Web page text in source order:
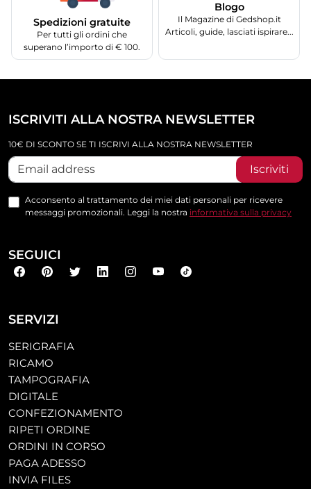
Spedizioni gratuite
Per tutti gli ordini che
superano l’importo di € 100.
Blogo
Il Magazine di Gedshop.it
Articoli, guide, lasciati ispirare...
SERVIZI
SERIGRAFIA
RICAMO
TAMPOGRAFIA
DIGITALE
CONFEZIONAMENTO
RIPETI ORDINE
ORDINI IN CORSO
PAGA ADESSO
INVIA FILES
ISCRIVITI ALLA NOSTRA NEWSLETTER
10€ DI SCONTO SE TI ISCRIVI ALLA NOSTRA NEWSLETTER
Iscriviti
Acconsento al trattamento dei miei dati personali per ricevere
messaggi promozionali. Leggi la nostra informativa sulla privacy
SEGUICI